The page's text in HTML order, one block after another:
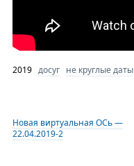
2019 досуг не круглые даты
Новая виртуальная ОСь —
22.04.2019-2